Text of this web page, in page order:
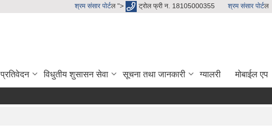
श्रम संसार पाेर्टल "> ट्रोल फ्री न. 18105000355 श्रम संसार पाेर्टल
प्रतिवेदन विधुतीय शुसासन सेवा सूचना तथा जानकारी ग्यालरी मोबाईल एप